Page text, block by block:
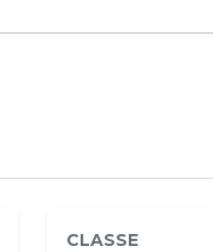
CLASSE